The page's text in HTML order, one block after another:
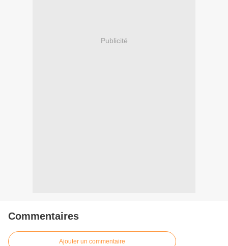
Publicité
Commentaires
Ajouter un commentaire